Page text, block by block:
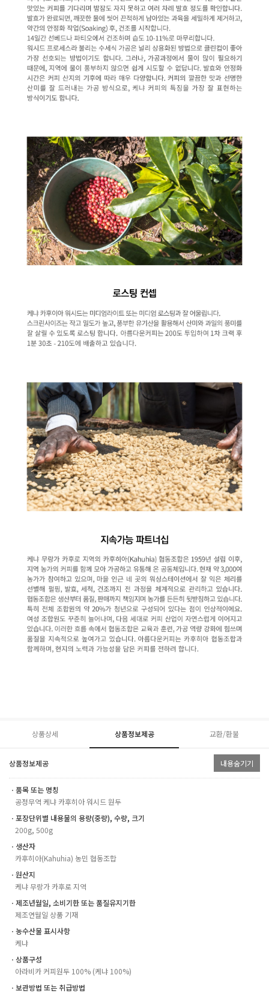
상품상세 상품정보제공 교환/환불
상품정보제공 내용숨기기
ㆍ품목 또는 명칭
공정무역 케냐 카후히아 워시드 원두
ㆍ포장단위별 내용물의 용량(중량), 수량, 크기
200g, 500g
ㆍ생산자
카후히아(Kahuhia) 농민 협동조합
ㆍ원산지
케냐 무랑가 카후로 지역
ㆍ제조년월일, 소비기한 또는 품질유지기한
제조연월일 상품 기재
ㆍ농수산물 표시사항
케냐
ㆍ상품구성
아라비카 커피원두 100% (케냐 100%)
ㆍ보관방법 또는 취급방법